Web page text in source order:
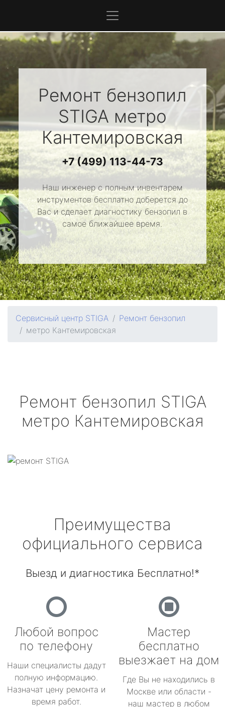
Ремонт бензопил
STIGA метро
Кантемировская
+7 (499) 113-44-73
Наш инженер с полным инвентарем
инструментов бесплатно доберется до
Вас и сделает диагностику бензопил в
самое ближайшее время.
Сервисный центр STIGA
Ремонт бензопил
метро Кантемировская
Ремонт бензопил STIGA
метро Кантемировская
Преимущества
официального сервиса
Выезд и диагностика Бесплатно!*
Любой вопрос
по телефону
Наши специалисты дадут
полную информацию.
Назначат цену ремонта и
время работ.
Мастер
бесплатно
выезжает на дом
Где Вы не находились в
Москве или области -
наш мастер в любом